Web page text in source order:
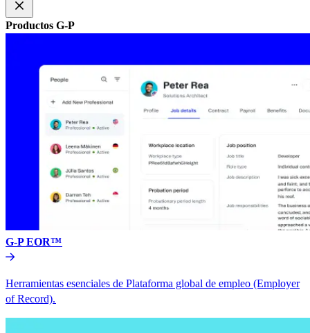
Productos G-P​​
G-P EOR™​​
Herramientas esenciales de Plataforma global de empleo (Employer
of Record).​​